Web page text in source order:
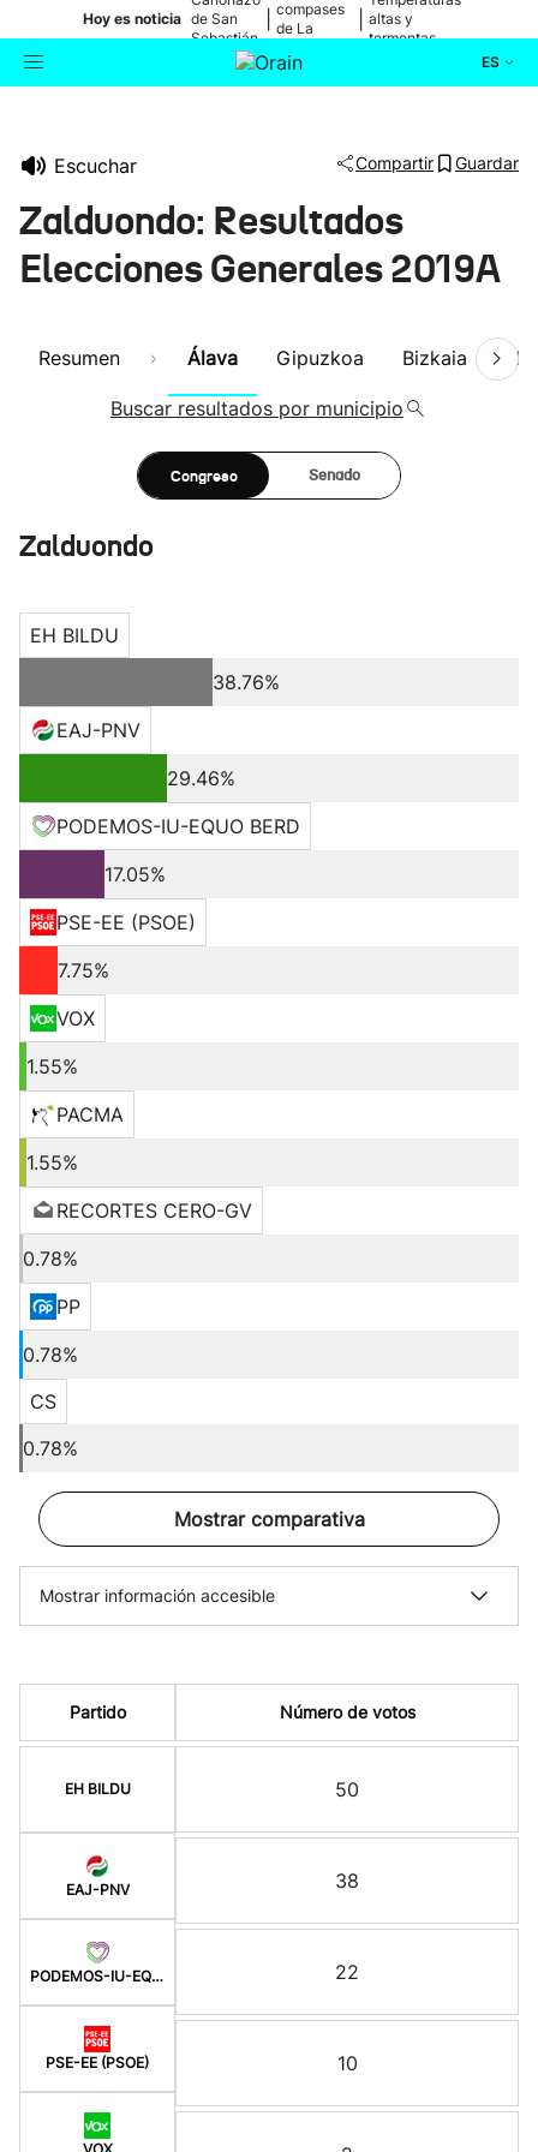
Hoy es noticia de San
Sebastián
compases
de La
altas y
tormentas
ES
Escuchar Compartir Guardar
Zalduondo: Resultados
Elecciones Generales 2019A
Resumen Álava Gipuzkoa Bizkaia
Buscar resultados por municipio
Congreso Senado
Zalduondo
EH BILDU
38.76%
EAJ-PNV
29.46%
PODEMOS-IU-EQUO BERD
17.05%
PSE-EE (PSOE)
7.75%
VOX
1.55%
PACMA
1.55%
RECORTES CERO-GV
0.78%
PP
0.78%
CS
0.78%
Mostrar comparativa
Mostrar información accesible
Partido
EH BILDU
EAJ-PNV
PODEMOS-IU-EQUO BERD
PSE-EE (PSOE)
VOX
Número de votos
50
38
22
10